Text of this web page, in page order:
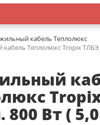
кабель Теплолюкс
Теплолюкс Tropix ТЛБЭ
800 Вт (